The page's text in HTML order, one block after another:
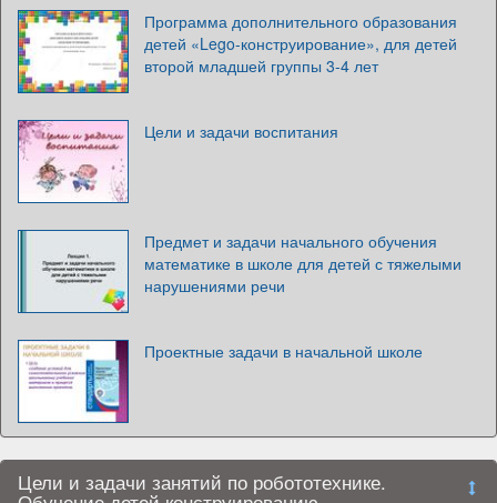
Программа дополнительного образования
детей «Lego-конструирование», для детей
второй младшей группы 3-4 лет
Цели и задачи воспитания
Предмет и задачи начального обучения
математике в школе для детей с тяжелыми
нарушениями речи
Проектные задачи в начальной школе
Цели и задачи занятий по робототехнике.